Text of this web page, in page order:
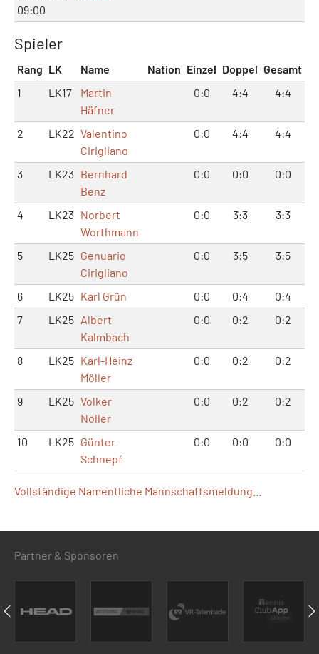
09:00
Spieler
Rang LK Name Nation Einzel Doppel Gesamt
1
LK17
Martin
Häfner
0:0 4:4 4:4
2 LK22 Valentino
Cirigliano
0:0 4:4 4:4
3 LK23 Bernhard
Benz
0:0 0:0 0:0
4 LK23 Norbert
Worthmann
0:0 3:3 3:3
5 LK25 Genuario
Cirigliano
0:0 3:5 3:5
6 LK25 Karl Grün 0:0 0:4
0:4
7
LK25 Albert
Kalmbach
0:0 0:2 0:2
8 LK25 Karl-Heinz
Möller
0:0 0:2 0:2
9 LK25 Volker
Noller
0:0 0:2 0:2
10 LK25 Günter
Schnepf
0:0 0:0 0:0
Vollständige Namentliche Mannschaftsmeldung...
Partner & Sponsoren